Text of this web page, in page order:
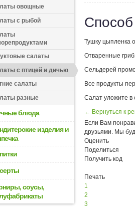
овощные
с рыбой
салаты
с птицей и дичью
салаты
разные
блюда
изделия и
соусы,
Способ
Тушку цыпленка
Отваренные
Сельдерей
Все продукты
Салат уложите в
← Вернуться к
Если Вам
друзьями. Мы
Оценить
Поделиться
Получить код
Печать
1
2
3